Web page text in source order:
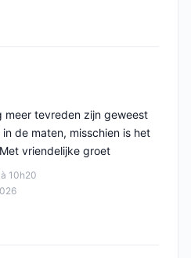
10h20
meer tevreden zijn geweest
de maten, misschien is het
vriendelijke groet